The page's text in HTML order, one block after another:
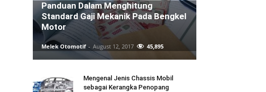
Panduan Dalam Menghitung
Standard Gaji Mekanik Pada Bengkel
Motor
Melek Otomotif - August 12, 2017 45,895
Mengenal Jenis Chassis Mobil
sebagai Kerangka Penopang